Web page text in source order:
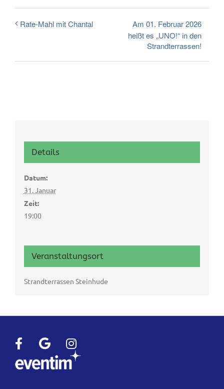
Rate-Mahl mit Chantal
Am 01. Februar 2026
heißt es „UNO!“ in den
Strandterrassen!
Details
Datum:
31. Januar
Zeit:
19:00
Veranstaltungsort
Strandterrassen Steinhude